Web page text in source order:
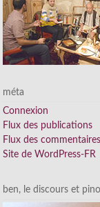
méta
Connexion
Flux des publications
Flux des commentaires
Site de WordPress-FR
ben, le discours et